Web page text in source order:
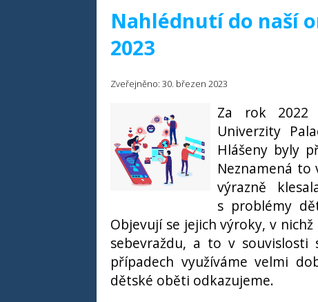
Nahlédnutí do naší
2023
Zveřejněno: 30. březen 2023
Za rok 2022
Univerzity
Hlášeny byly
Neznamená
výrazně
s problémy
Objevují se jejich výroky, v
sebevraždu, a to v
případech využíváme velmi
dětské oběti odkazujeme.